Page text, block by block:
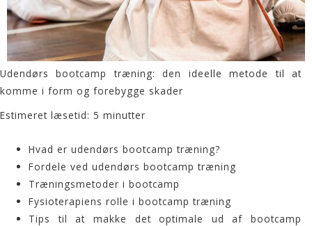
Udendørs bootcamp træning: den ideelle metode til at
komme i form og forebygge skader
Estimeret læsetid: 5 minutter
Hvad er udendørs bootcamp træning?
Fordele ved udendørs bootcamp træning
Træningsmetoder i bootcamp
Fysioterapiens rolle i bootcamp træning
Tips til at makke det optimale ud af bootcamp